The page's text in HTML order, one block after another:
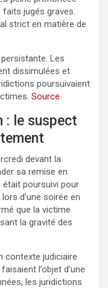
jugés graves.
strict en matière de
Les
dissimulées et
poursuivaient
Source
: le suspect
devant la
sa remise en
était poursuivi pour
d’une soirée en
que la victime
la gravité des
contexte judiciaire
l’objet d’une
les juridictions